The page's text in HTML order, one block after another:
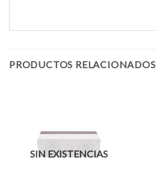
PRODUCTOS RELACIONADOS
SIN EXISTENCIAS